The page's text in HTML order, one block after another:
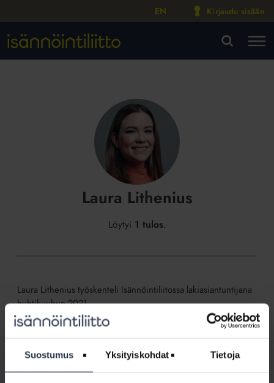
Suostumus Yksityiskohdat Tietoja
EN Kirjaudu sisään
Laura Lithenius
Löytyi 1 tulos.
Laura Lithenius työskenteli Isännöintiliitossa lakiasiantuntijana
huhtikuuhun 2021.
↓ Näytä aakkosjärjestyksessä
Vuosi
Vuosi 2020 muistetaan muustakin kuin